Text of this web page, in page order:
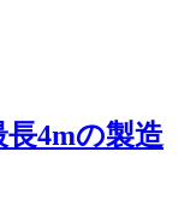
4mの製造